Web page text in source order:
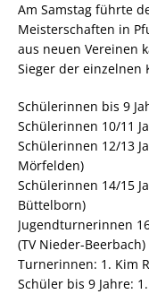
Am Samstag führte
Meisterschaften in
aus neuen Vereinen
Sieger der einzelnen
Schülerinnen bis 9
Schülerinnen 10/11
Schülerinnen 12/13
Mörfelden)
Schülerinnen 14/15
Büttelborn)
Jugendturnerinnen
(TV Nieder-Beerbach)
Turnerinnen: 1. Kim
Schüler bis 9 Jahre: